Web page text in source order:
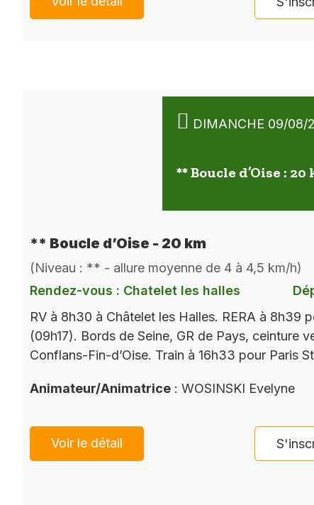
DIMANCHE 09/08/
** Boucle d’Oise : 20
** Boucle d’Oise - 20 km
(Niveau : ** - allure moyenne de 4 à 4,5 km/h)
Rendez-vous : Chatelet les halles
RV à 8h30 à Châtelet les Halles. RERA à 8h39
(09h17). Bords de Seine, GR de Pays, ceinture
Conflans-Fin-d’Oise. Train à 16h33 pour Paris
Animateur/Animatrice : WOSINSKI Evelyne
Voir le détail